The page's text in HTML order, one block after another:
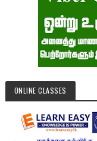
ONLINE CLASSES